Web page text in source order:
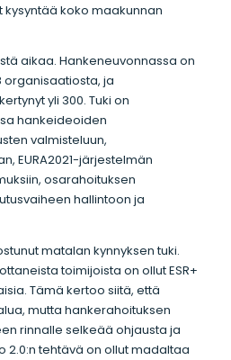
koko maakunnan
aikaa. Hankeneuvonnassa on
organisaatiosta, ja
yli 300. Tuki on
hankeideoiden
valmisteluun,
EURA2021-järjestelmän
osarahoituksen
hallintoon ja
matalan kynnyksen tuki.
toimijoista on ollut ESR+
Tämä kertoo siitä, että
mutta hankerahoituksen
rinnalle selkeää ohjausta ja
2.0:n tehtävä on ollut madaltaa